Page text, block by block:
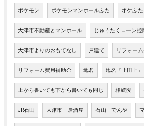
ポケモン ポケモンマンホールふた ポケふた
大津市不動産とマンホール じゅうたくローン控
大津市よりのおもてなし 戸建て リフォー
リフォーム費用補助金 地名 地名『上田上』
上から書いても下から書いても同じ 相続後
JR石山 大津市 居酒屋 石山 でんや